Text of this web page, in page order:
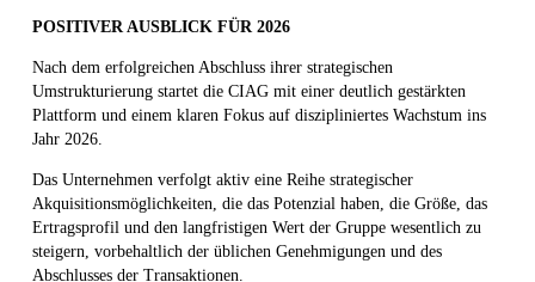
POSITIVER AUSBLICK FÜR 2026
Nach dem erfolgreichen Abschluss ihrer strategischen
Umstrukturierung startet die CIAG mit einer deutlich gestärkten
Plattform und einem klaren Fokus auf diszipliniertes Wachstum ins
Jahr 2026.
Das Unternehmen verfolgt aktiv eine Reihe strategischer
Akquisitionsmöglichkeiten, die das Potenzial haben, die Größe, das
Ertragsprofil und den langfristigen Wert der Gruppe wesentlich zu
steigern, vorbehaltlich der üblichen Genehmigungen und des
Abschlusses der Transaktionen.